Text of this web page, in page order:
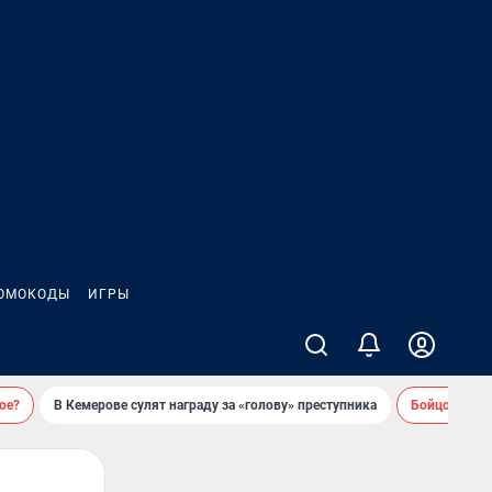
ИГРЫ
В Кемерове сулят награду за «голову» преступника Бойцовский